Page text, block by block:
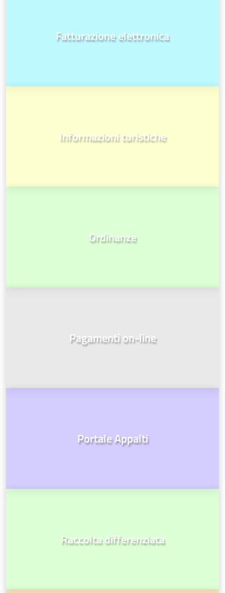
Fatturazione elettronica
Informazioni turistiche
Ordinanze
Pagamenti on-line
Portale Appalti
Raccolta differenziata